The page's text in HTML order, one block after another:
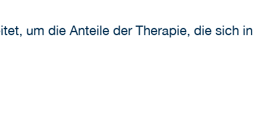
um die Anteile der Therapie, die sich